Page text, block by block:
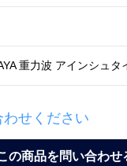
重力波 アインシュタ
せください
の商品を問い合わせ